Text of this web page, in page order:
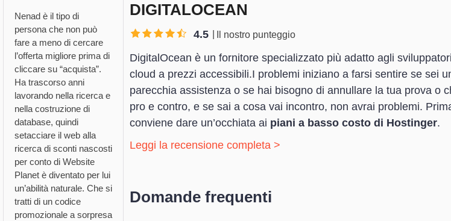
Nenad è il tipo di
persona che non può
fare a meno di cercare
l’offerta migliore prima di
cliccare su “acquista”.
Ha trascorso anni
lavorando nella ricerca e
nella costruzione di
database, quindi
setacciare il web alla
ricerca di sconti nascosti
per conto di Website
Planet è diventato per lui
un’abilità naturale. Che si
tratti di un codice
promozionale a sorpresa
DIGITALOCEAN
4.5 Il nostro punteggio
DigitalOcean è un fornitore specializzato più adatto agli
cloud a prezzi accessibili.I problemi iniziano a farsi sentire se sei
parecchia assistenza o se hai bisogno di annullare la tua prova o
pro e contro, e se sai a cosa vai incontro, non avrai problemi.
conviene dare un’occhiata ai piani a basso costo di Hostinger.
Leggi la recensione completa >
Domande frequenti